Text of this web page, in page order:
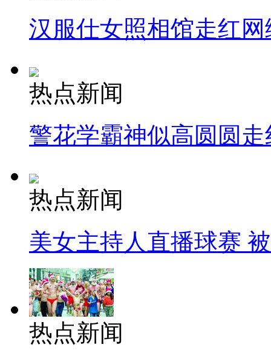
汉服仕女照相馆走红网
热点新闻
警花学霸神似高圆圆走
热点新闻
美女主持人直播球赛
热点新闻